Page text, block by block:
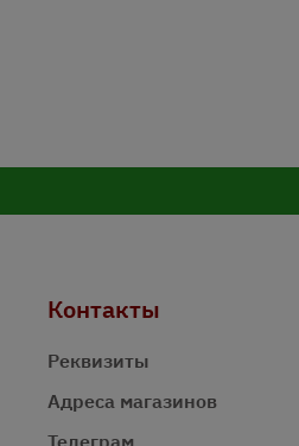
Контакты
Реквизиты
Адреса магазинов
Телеграм